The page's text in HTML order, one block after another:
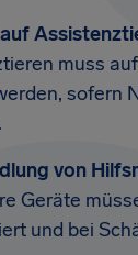
muss
sofern
von
Geräte
und bei